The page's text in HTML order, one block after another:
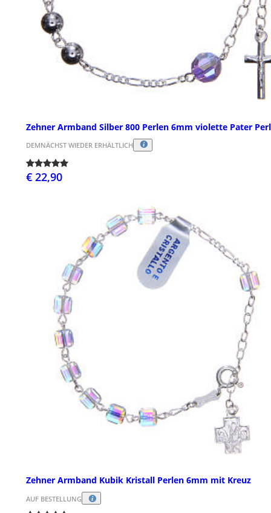
Zehner Armband Silber 800 Perlen 6mm violette Pater
DEMNÄCHST WIEDER ERHÄLTLICH
€ 22,90
Zehner Armband Kubik Kristall Perlen 6mm mit Kreuz
AUF BESTELLUNG